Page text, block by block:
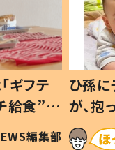
いじ
反応に
て仕方な
編集部